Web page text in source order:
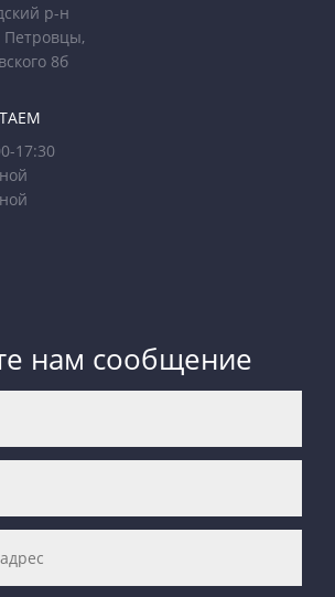
р-н
Петровцы,
8б
17:30
нам сообщение